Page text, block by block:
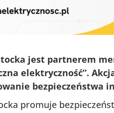
jest partnerem
elektryczność”.
bezpieczeństwa
promuje